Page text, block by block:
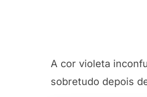
A cor violeta
sobretudo depois